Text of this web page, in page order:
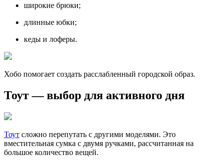
широкие брюки;
длинные юбки;
кеды и лоферы.
Хобо помогает создать расслабленный городской образ.
Тоут — выбор для активного дня
Тоут сложно перепутать с другими моделями. Это
вместительная сумка с двумя ручками, рассчитанная на
большое количество вещей.